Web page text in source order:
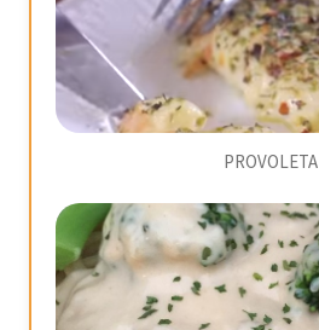
PROVOLETA